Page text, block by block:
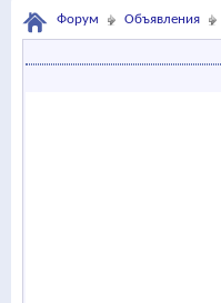
Форум Объявления